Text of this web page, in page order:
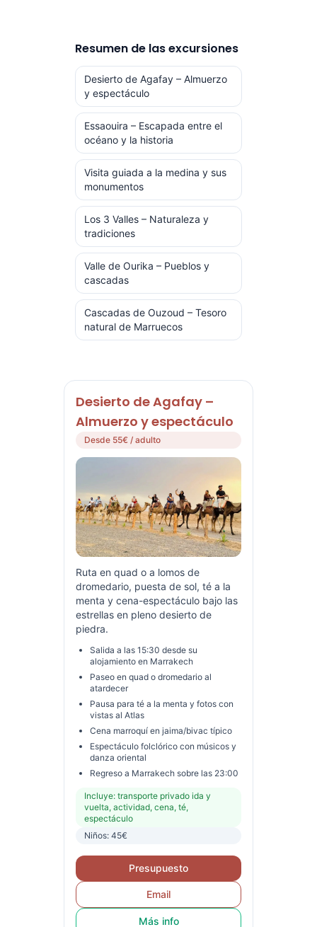
Resumen de las excursiones
Desierto de Agafay – Almuerzo
y espectáculo
Essaouira – Escapada entre el
océano y la historia
Visita guiada a la medina y sus
monumentos
Los 3 Valles – Naturaleza y
tradiciones
Valle de Ourika – Pueblos y
cascadas
Cascadas de Ouzoud – Tesoro
natural de Marruecos
Desierto de Agafay –
Almuerzo y espectáculo
Desde 55€ / adulto
Ruta en quad o a lomos de
dromedario, puesta de sol, té a la
menta y cena-espectáculo bajo las
estrellas en pleno desierto de
piedra.
Salida a las 15:30 desde su
alojamiento en Marrakech
Paseo en quad o dromedario al
atardecer
Pausa para té a la menta y fotos con
vistas al Atlas
Cena marroquí en jaima/bivac típico
Espectáculo folclórico con músicos y
danza oriental
Regreso a Marrakech sobre las 23:00
Incluye: transporte privado ida y
vuelta, actividad, cena, té,
espectáculo
Niños: 45€
Presupuesto
Email
Más info